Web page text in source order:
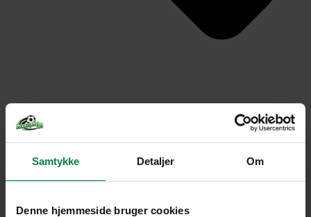
Samtykke Detaljer Om
Denne hjemmeside bruger cookies